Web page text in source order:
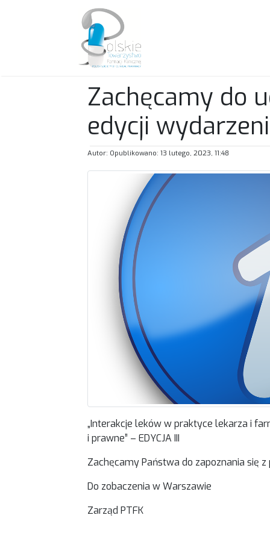
Zachęcamy do
edycji
Autor: Opublikowano: 13 lutego, 2023, 11:48
„Interakcje leków w praktyce lekarza i
i prawne” – EDYCJA III
Zachęcamy Państwa do zapoznania się
Do zobaczenia w Warszawie
Zarząd PTFK